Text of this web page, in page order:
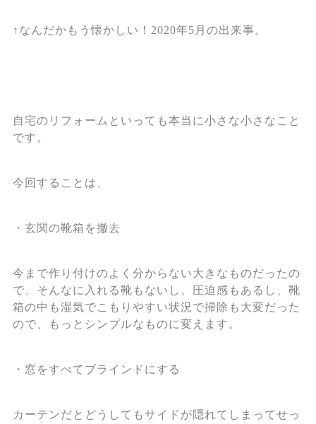
↑なんだかもう懐かしい！2020年5月の出来事。
自宅のリフォームといっても本当に小さな小さなこと
です。
今回することは、
・玄関の靴箱を撤去
今まで作り付けのよく分からない大きなものだったの
で、そんなに入れる靴もないし、圧迫感もあるし、靴
箱の中も湿気でこもりやすい状況で掃除も大変だった
ので、もっとシンプルなものに変えます。
・窓をすべてブラインドにする
カーテンだとどうしてもサイドが隠れてしまってせっ